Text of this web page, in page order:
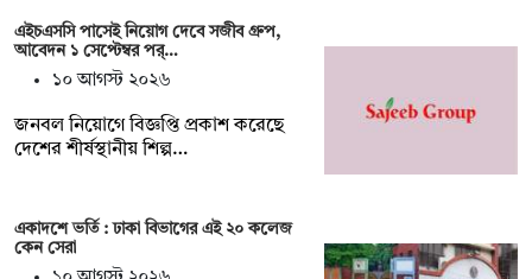
এইচএসসি পাসেই নিয়োগ দেবে সজীব গ্রুপ,
আবেদন ১ সেপ্টেম্বর পর্…
১০ আগস্ট ২০২৬
জনবল নিয়োগে বিজ্ঞপ্তি প্রকাশ করেছে
দেশের শীর্ষস্থানীয় শিল্প…
একাদশে ভর্তি : ঢাকা বিভাগের এই ২০ কলেজ
কেন সেরা